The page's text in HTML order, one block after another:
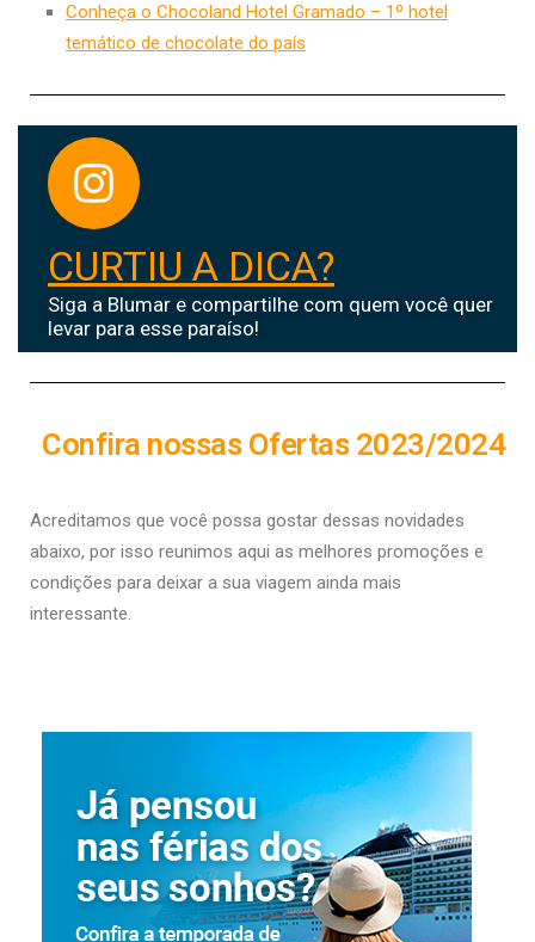
Conheça o Chocoland Hotel Gramado – 1º hotel
temático de chocolate do país
CURTIU A DICA?
Siga a Blumar e compartilhe com quem você quer
levar para esse paraíso!
Confira nossas Ofertas 2023/2024
Acreditamos que você possa gostar dessas novidades
abaixo, por isso reunimos aqui as melhores promoções e
condições para deixar a sua viagem ainda mais
interessante.